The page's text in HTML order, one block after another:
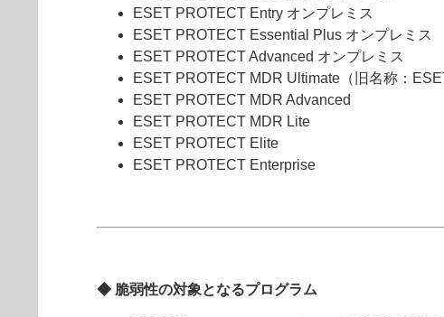
ESET PROTECT Entry オンプレミス
ESET PROTECT Essential Plus オンプレミス
ESET PROTECT Advanced オンプレミス
ESET PROTECT MDR Ultimate（旧名称：
ESET PROTECT MDR Advanced
ESET PROTECT MDR Lite
ESET PROTECT Elite
ESET PROTECT Enterprise
◆ 脆弱性の対象となるプログラム